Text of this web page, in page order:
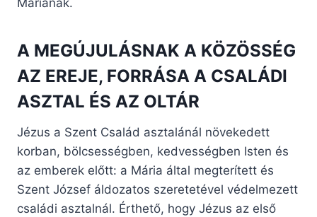
Máriának.
A MEGÚJULÁSNAK A KÖZÖSSÉG
AZ EREJE, FORRÁSA A CSALÁDI
ASZTAL ÉS AZ OLTÁR
Jézus a Szent Család asztalánál növekedett
korban, bölcsességben, kedvességben Isten és
az emberek előtt: a Mária által megterített és
Szent József áldozatos szeretetével védelmezett
családi asztalnál. Érthető, hogy Jézus az első